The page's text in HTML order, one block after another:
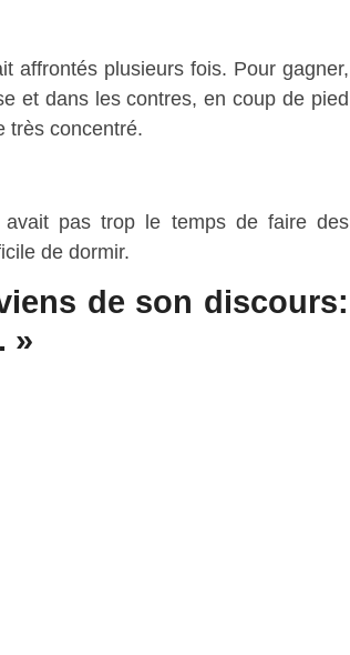
affrontés plusieurs fois. Pour gagner,
et dans les contres, en coup de pied
très concentré.
avait pas trop le temps de faire des
de dormir.
de son discours:
»